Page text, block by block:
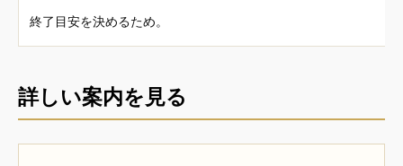
終了目安を決めるため。
詳しい案内を見る